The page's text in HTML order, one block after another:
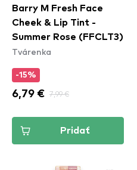
Barry M Fresh Face
Cheek & Lip Tint -
Summer Rose (FFCLT3)
Tvárenka
-15%
6,79 € 7,99 €
Pridať